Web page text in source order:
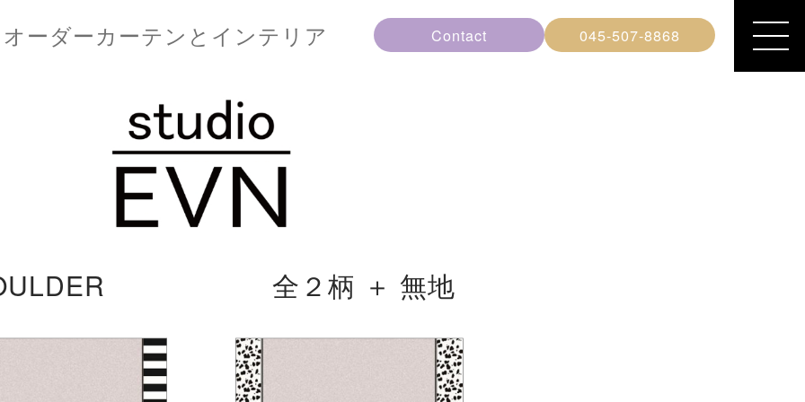
オーダーカーテンとインテリア Contact 045-507-8868
全２柄 ＋ 無地